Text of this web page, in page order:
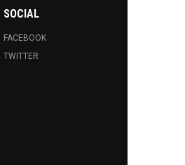
SOCIAL
FACEBOOK
TWITTER